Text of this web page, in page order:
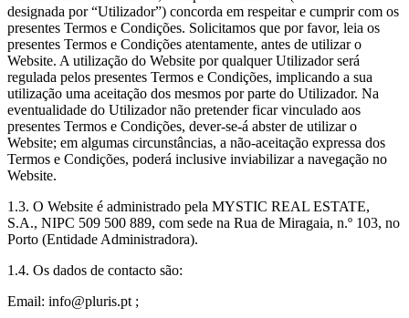
designada por “Utilizador”) concorda em respeitar e cumprir com os
presentes Termos e Condições. Solicitamos que por favor, leia os
presentes Termos e Condições atentamente, antes de utilizar o
Website. A utilização do Website por qualquer Utilizador será
regulada pelos presentes Termos e Condições, implicando a sua
utilização uma aceitação dos mesmos por parte do Utilizador. Na
eventualidade do Utilizador não pretender ficar vinculado aos
presentes Termos e Condições, dever-se-á abster de utilizar o
Website; em algumas circunstâncias, a não-aceitação expressa dos
Termos e Condições, poderá inclusive inviabilizar a navegação no
Website.
1.3. O Website é administrado pela MYSTIC REAL ESTATE,
S.A., NIPC 509 500 889, com sede na Rua de Miragaia, n.º 103, no
Porto (Entidade Administradora).
1.4. Os dados de contacto são:
Email: info@pluris.pt ;